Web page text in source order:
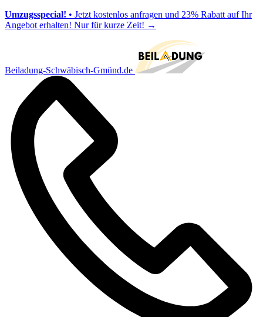
Umzugsspecial! • Jetzt kostenlos anfragen und 23% Rabatt auf Ihr
Angebot erhalten! Nur für kurze Zeit! →
Beiladung-Schwäbisch-Gmünd.de